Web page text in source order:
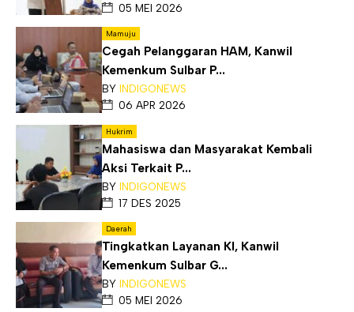
05 MEI 2026
Mamuju
Cegah Pelanggaran HAM, Kanwil
Kemenkum Sulbar P...
BY INDIGONEWS
06 APR 2026
Hukrim
Mahasiswa dan Masyarakat Kembali
Aksi Terkait P...
BY INDIGONEWS
17 DES 2025
Daerah
Tingkatkan Layanan KI, Kanwil
Kemenkum Sulbar G...
BY INDIGONEWS
05 MEI 2026